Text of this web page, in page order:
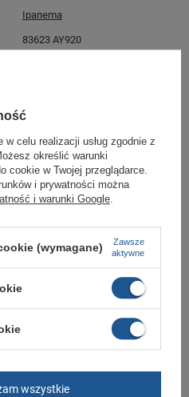
Ipanema
83623 AY920
guma
wsuwane
30
20
z tytułu rękojmi
lata
dla przedsiębiorców
27b
celu realizacji usług zgodnie z
określić warunki
cookie w Twojej przeglądarce.
i prywatności można
i warunki Google
(wymagane)
Zawsze
aktywne
wszystkie